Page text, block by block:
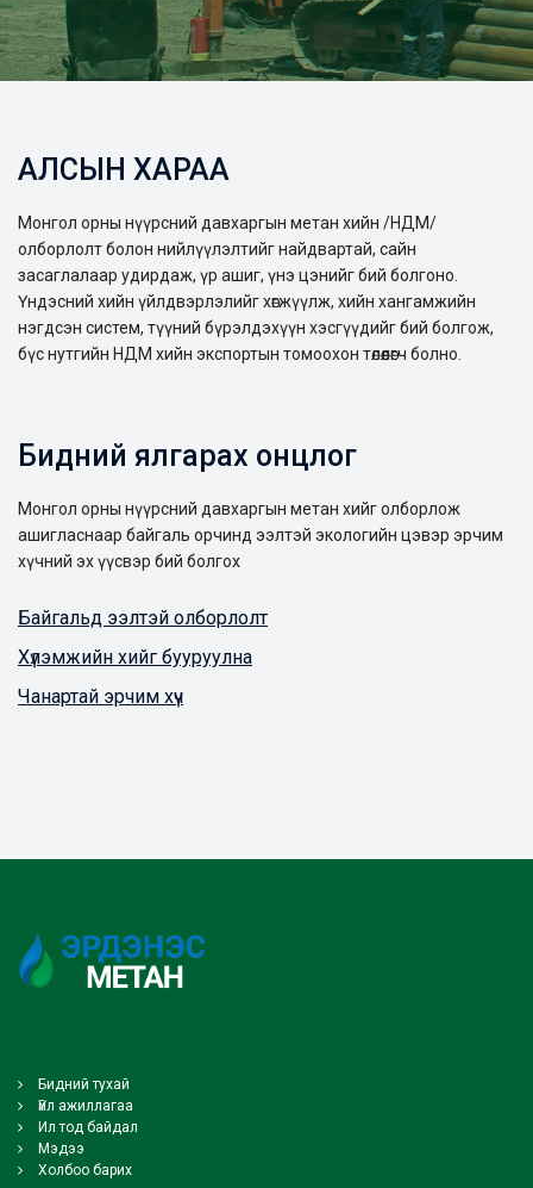
АЛСЫН ХАРАА
Монгол орны нүүрсний давхаргын метан хийн /НДМ/
олборлолт болон нийлүүлэлтийг найдвартай, сайн
засаглалаар удирдаж, үр ашиг, үнэ цэнийг бий болгоно.
Үндэсний хийн үйлдвэрлэлийг хөгжүүлж, хийн хангамжийн
нэгдсэн систем, түүний бүрэлдэхүүн хэсгүүдийг бий болгож,
бүс нутгийн НДМ хийн экспортын томоохон төлөөлөгч болно.
Бидний ялгарах онцлог
Монгол орны нүүрсний давхаргын метан хийг олборлож
ашигласнаар байгаль орчинд ээлтэй экологийн цэвэр эрчим
хүчний эх үүсвэр бий болгох
Байгальд ээлтэй олборлолт
Хүлэмжийн хийг бууруулна
Чанартай эрчим хүч
Бидний тухай
Үйл ажиллагаа
Ил тод байдал
Мэдээ
Холбоо барих